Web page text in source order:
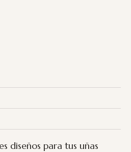
diseños para tus uñas